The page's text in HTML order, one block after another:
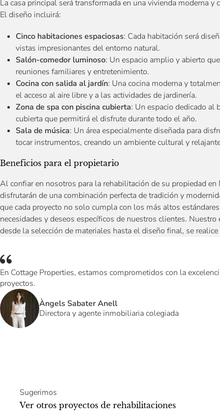
La casa principal será transformada en una vivienda moderna
El diseño incluirá:
Cinco habitaciones espaciosas: Cada habitación será
vistas impresionantes del entorno natural.
Salón-comedor luminoso: Un espacio amplio y abierto
reuniones familiares y entretenimiento.
Cocina con salida al jardín: Una cocina moderna y
el acceso al aire libre y a las actividades de jardinería.
Zona de spa con piscina cubierta: Un espacio dedicado al
cubierta que permitirá el disfrute durante todo el año.
Sala de música: Un área especialmente diseñada para
tocar instrumentos, creando un ambiente cultural y
Beneficios para el propietario
Al confiar en nosotros para la rehabilitación de su propiedad
disfrutarán de una combinación perfecta de tradición y
que cada proyecto no solo cumpla con los más altos
necesidades y deseos específicos de nuestros clientes.
desde la selección de materiales hasta el diseño final, se
En Cottage Properties, estamos comprometidos con la
proyectos.
Àngels Sabater Anell
Directora y agente inmobiliaria colegiada
Sugerimos
Ver otros proyectos de rehabilitaciones